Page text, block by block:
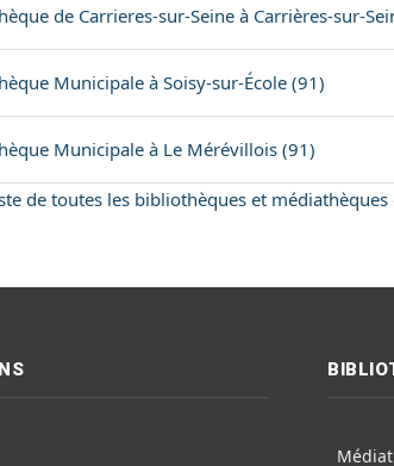
de Carrieres-sur-Seine à Carrières-sur-
Municipale à Soisy-sur-École (91)
Municipale à Le Mérévillois (91)
de toutes les bibliothèques et